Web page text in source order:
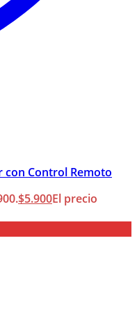
con Control Remoto
$5.900El precio